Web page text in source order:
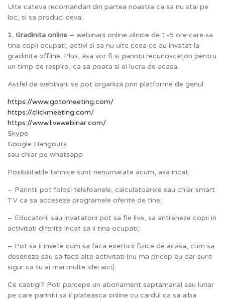
Uite cateva recomandari din partea noastra ca sa nu stai pe
loc, si sa produci ceva:
1. Gradinita online – webinarii online zilnice de 1-5 ore care sa
tina copii ocupati, activi si sa nu uite ceea ce au invatat la
gradinita offline. Plus, asa vor fi si parintii recunoscatori pentru
un timp de respiro, ca sa poata si ei lucra de acasa.
Astfel de webinarii se pot organiza prin platforme de genul
https://www.gotomeeting.com/
https://clickmeeting.com/
https://www.livewebinar.com/
Skype
Google Hangouts
sau chiar pe whatsapp
Posibilitatile tehnice sunt nenumarate acum, asa incat:
– Parintii pot folosi telefoanele, calculatoarele sau chiar smart
TV ca sa acceseze programele oferite de tine;
– Educatorii sau invatatorii pot sa fie live, sa antreneze copii in
activitati diferite incat sa ii tina ocupati;
– Pot sa ii invete cum sa faca exerticii fizice de acasa, cum sa
deseneze sau sa faca alte activitati (nu ma pricep eu dar sunt
sigur ca tu ai mai multe idei aici).
Ce castigi? Poti percepe un abonament saptamanal sau lunar
pe care parintii sa il plateasca online cu cardul ca sa aiba